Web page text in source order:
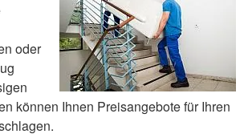
oder
können Ihnen Preisangebote für Ihren